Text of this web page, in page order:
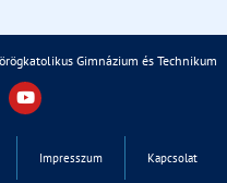
Gimnázium és Technikum
Impresszum Kapcsolat